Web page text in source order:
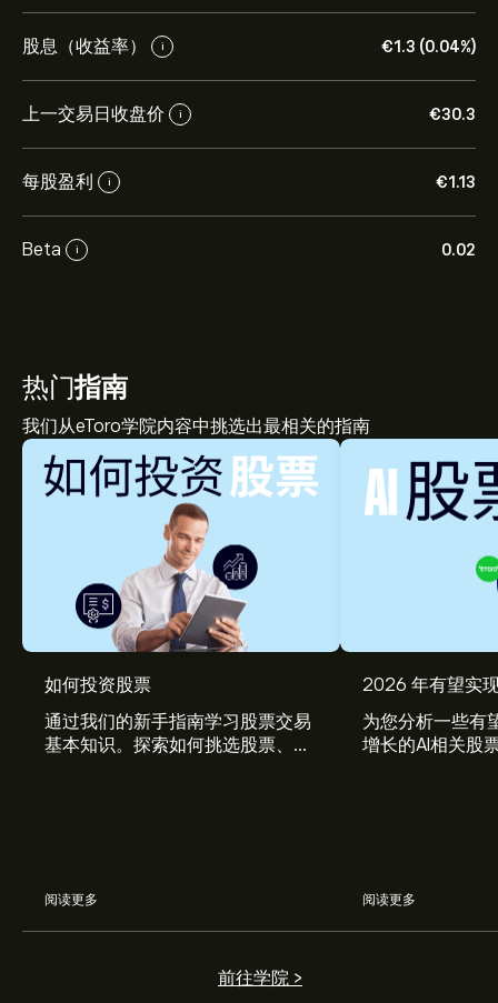
股息（收益率） i ‎€‎1.3 (0.04%)
上一交易日收盘价 i ‎€‎30.3
每股盈利 i ‎€‎1.13
Beta i 0.02
热门指南
我们从eToro学院内容中挑选出最相关的指南
如何投资股票
通过我们的新手指南学习股票交易
基本知识。探索如何挑选股票、管
阅读更多
2026 年有望实
为您分析一些有
增长的AI相关股
阅读更多
前往学院 >
MVV1.DE 现价为‎€‎30.50。
MVV Energie AG 的平均价格目标为‎€‎30.50。注册eToro
MVV Energie AG 市值为 ‎€‎2.01B 美元